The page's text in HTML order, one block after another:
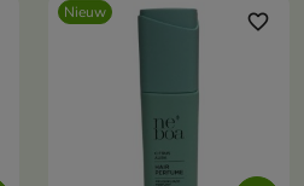
Nieuw favorite_border